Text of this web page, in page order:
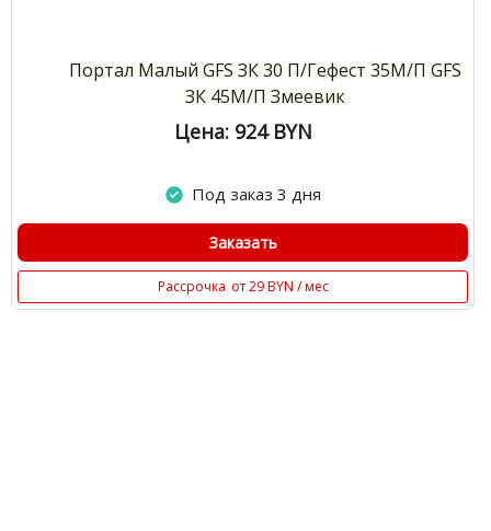
Портал Малый GFS ЗК 30 П/Гефест 35М/П GFS
ЗК 45М/П Змеевик
Цена: 924 BYN
Под заказ 3 дня
Заказать
Рассрочка от 29 BYN / мес